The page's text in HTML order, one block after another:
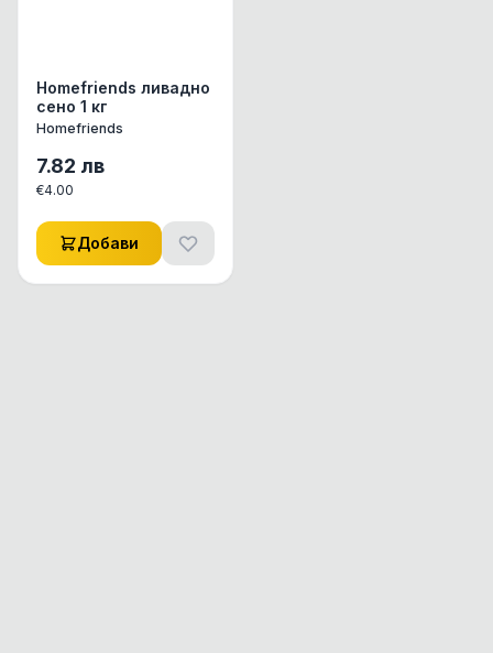
Homefriends ливадно
сено 1 кг
Homefriends
7.82 лв
€4.00
Добави